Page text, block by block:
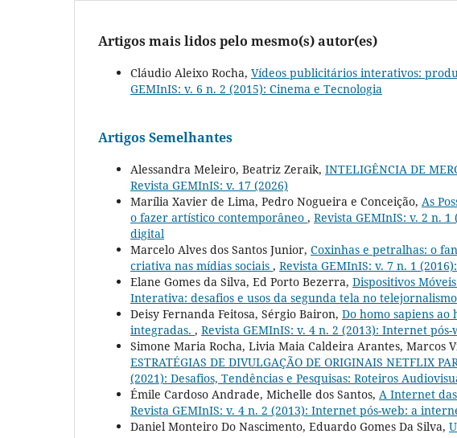
Artigos mais lidos pelo mesmo(s) autor(es)
Cláudio Aleixo Rocha, Vídeos publicitários interativos:
GEMInIS: v. 6 n. 2 (2015): Cinema e Tecnologia
Artigos Semelhantes
Alessandra Meleiro, Beatriz Zeraik, INTELIGÊNCIA DE
Revista GEMInIS: v. 17 (2026)
Marília Xavier de Lima, Pedro Nogueira e Conceição, As
o fazer artístico contemporâneo , Revista GEMInIS: v. 2 n.
digital
Marcelo Alves dos Santos Junior, Coxinhas e petralhas: o
criativa nas mídias sociais , Revista GEMInIS: v. 7 n. 1
Elane Gomes da Silva, Ed Porto Bezerra, Dispositivos
Interativa: desafios e usos da segunda tela no telejornalismo
Deisy Fernanda Feitosa, Sérgio Bairon, Do homo sapiens ao
integradas. , Revista GEMInIS: v. 4 n. 2 (2013): Internet
Simone Maria Rocha, Livia Maia Caldeira Arantes, Marcos
ESTRATÉGIAS DE DIVULGAÇÃO DE ORIGINAIS NETFLIX
(2021): Desafios, Tendências e Pesquisas: Roteiros
Émile Cardoso Andrade, Michelle dos Santos, A Internet
Revista GEMInIS: v. 4 n. 2 (2013): Internet pós-web: a
Daniel Monteiro Do Nascimento, Eduardo Gomes Da Silva,